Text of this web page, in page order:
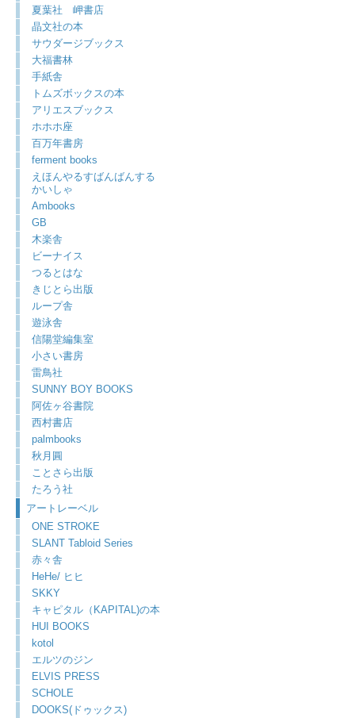
夏葉社 岬書店
晶文社の本
サウダージブックス
大福書林
手紙舎
トムズボックスの本
アリエスブックス
ホホホ座
百万年書房
ferment books
えほんやるすばんばんする
かいしゃ
Ambooks
GB
木楽舎
ビーナイス
つるとはな
きじとら出版
ループ舎
遊泳舎
信陽堂編集室
小さい書房
雷鳥社
SUNNY BOY BOOKS
阿佐ヶ谷書院
西村書店
palmbooks
秋月圓
ことさら出版
たろう社
アートレーベル
ONE STROKE
SLANT Tabloid Series
赤々舎
HeHe/ ヒヒ
SKKY
キャピタル（KAPITAL)の本
HUI BOOKS
kotol
エルツのジン
ELVIS PRESS
SCHOLE
DOOKS(ドゥックス)